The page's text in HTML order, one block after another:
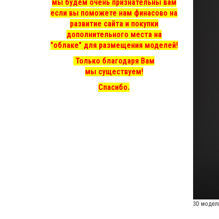
мы будем очень признательны вам
если вы поможете нам финасово на
развитие сайта и покупки
дополнительного места на
"облаке" для размещения моделей!
Только благодаря Вам
мы существуем!
Спасибо.
3D